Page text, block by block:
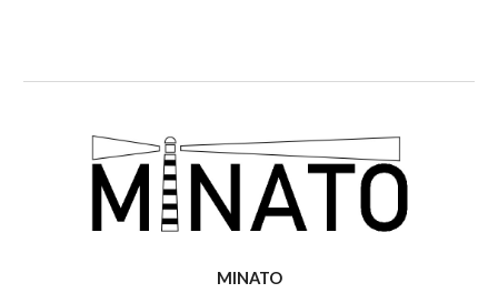
MINATO